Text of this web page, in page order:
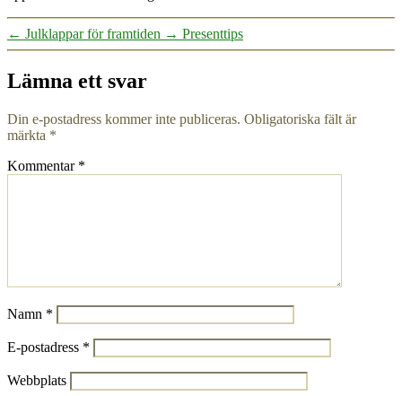
← Julklappar för framtiden → Presenttips
Lämna ett svar
Din e-postadress kommer inte publiceras. Obligatoriska fält är
märkta *
Kommentar *
Namn *
E-postadress *
Webbplats